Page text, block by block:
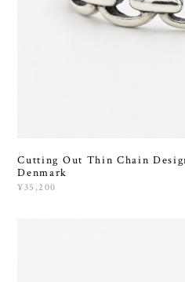
Cutting Out Thin Chain
Denmark
¥35,200